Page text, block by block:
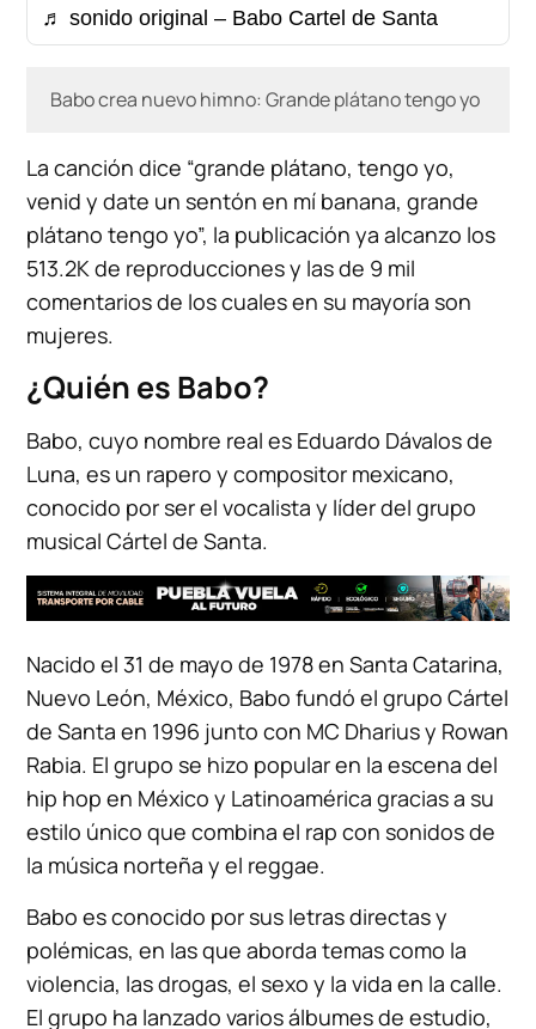
♬ sonido original – Babo Cartel de Santa
Babo crea nuevo himno: Grande plátano tengo yo
La canción dice “grande plátano, tengo yo,
venid y date un sentón en mí banana, grande
plátano tengo yo”, la publicación ya alcanzo los
513.2K de reproducciones y las de 9 mil
comentarios de los cuales en su mayoría son
mujeres.
¿Quién es Babo?
Babo, cuyo nombre real es Eduardo Dávalos de
Luna, es un rapero y compositor mexicano,
conocido por ser el vocalista y líder del grupo
musical Cártel de Santa.
Nacido el 31 de mayo de 1978 en Santa Catarina,
Nuevo León, México, Babo fundó el grupo Cártel
de Santa en 1996 junto con MC Dharius y Rowan
Rabia. El grupo se hizo popular en la escena del
hip hop en México y Latinoamérica gracias a su
estilo único que combina el rap con sonidos de
la música norteña y el reggae.
Babo es conocido por sus letras directas y
polémicas, en las que aborda temas como la
violencia, las drogas, el sexo y la vida en la calle.
El grupo ha lanzado varios álbumes de estudio,